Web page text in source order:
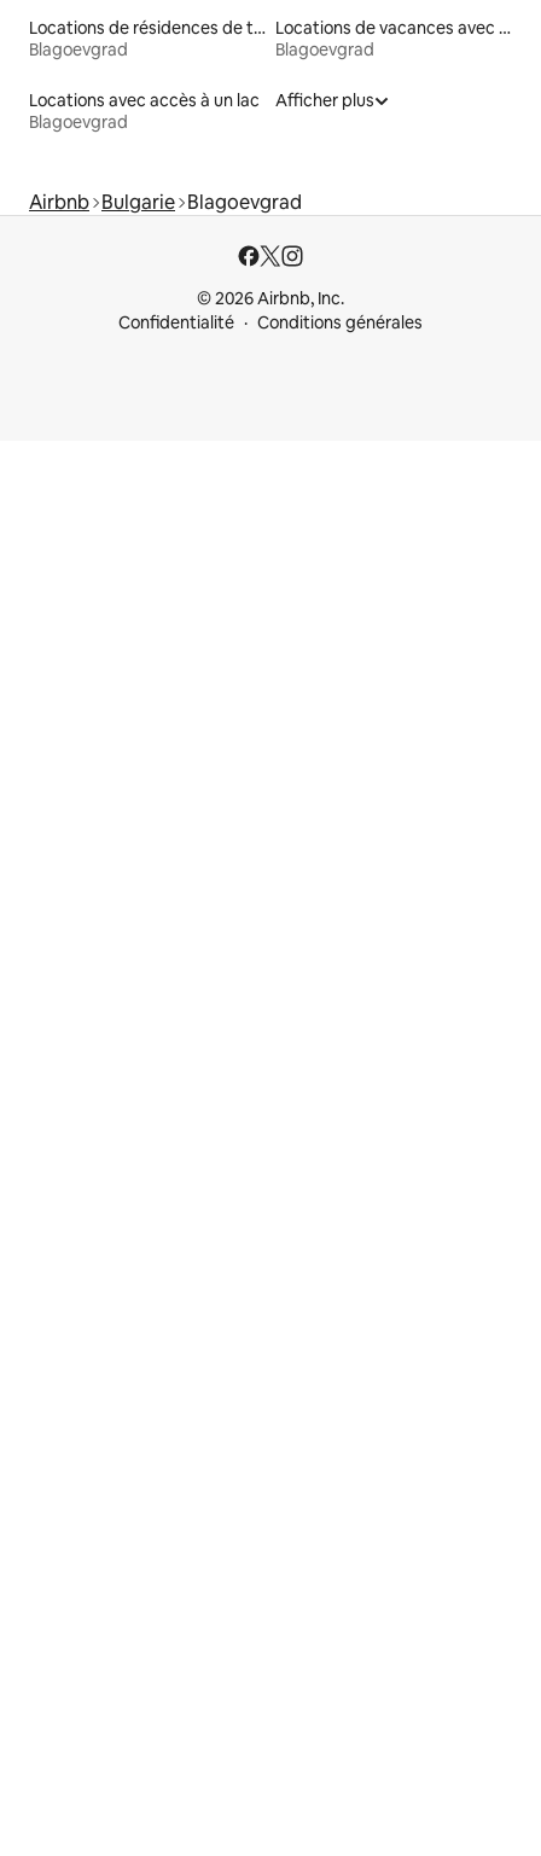
Locations de résidences de tourisme
Blagoevgrad
Locations de vacances avec piscine
Blagoevgrad
Locations avec accès à un lac
Blagoevgrad
Afficher plus
Airbnb Bulgarie Blagoevgrad
© 2026 Airbnb, Inc.
Confidentialité
Conditions générales